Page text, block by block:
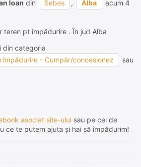
Ioan din Sebes , Alba
acum 4
teren pt împădurire . În jud Alba
din categoria
- Cumpăr/concesionez
sau
asociat site-ului sau pe cel de
ce te putem ajuta și hai să împădurim!